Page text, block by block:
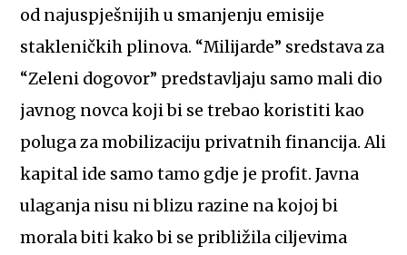
od najuspješnijih u smanjenju emisije
stakleničkih plinova. “Milijarde” sredstava za
“Zeleni dogovor” predstavljaju samo mali dio
javnog novca koji bi se trebao koristiti kao
poluga za mobilizaciju privatnih financija. Ali
kapital ide samo tamo gdje je profit. Javna
ulaganja nisu ni blizu razine na kojoj bi
morala biti kako bi se približila ciljevima